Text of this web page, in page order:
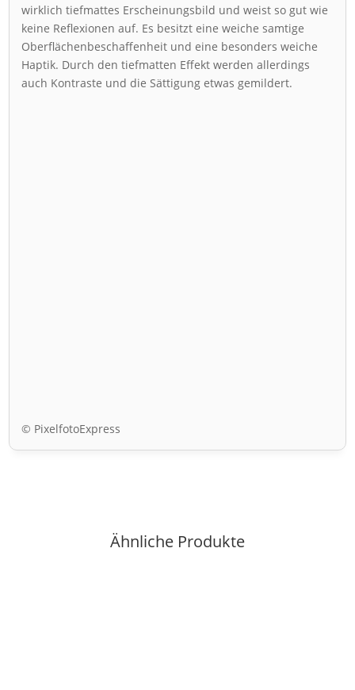
wirklich tiefmattes Erscheinungsbild und weist so gut wie
keine Reflexionen auf. Es besitzt eine weiche samtige
Oberflächenbeschaffenheit und eine besonders weiche
Haptik. Durch den tiefmatten Effekt werden allerdings
auch Kontraste und die Sättigung etwas gemildert.
© PixelfotoExpress
Ähnliche Produkte